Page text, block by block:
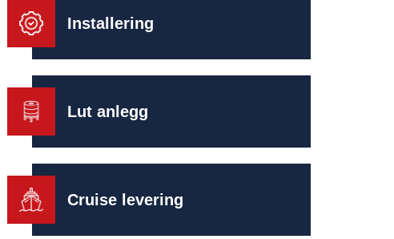
Installering
Lut anlegg
Cruise levering